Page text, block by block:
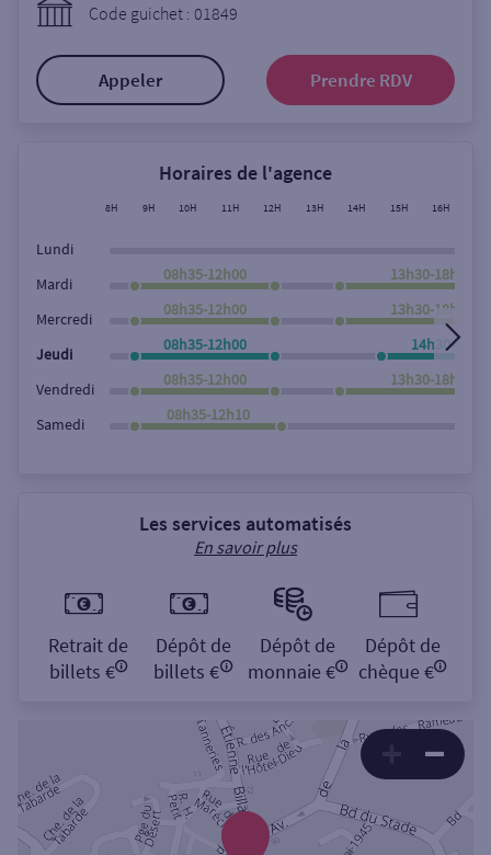
ou
Rue
Rechercher
Code guichet : 01849
Appeler Prendre RDV
Horaires de l'agence
8H 9H 10H 11H 12H 13H 14H 15H 16H
Lundi
Mardi
08h35-12h00 13h30-18h00
Mercredi
08h35-12h00 13h30-18h00
Jeudi
08h35-12h00 14h30-
Vendredi
08h35-12h00 13h30-18h00
Samedi
08h35-12h10
Les services automatisés
En savoir plus
Retrait de
billets €
Dépôt de
billets €
Dépôt de
monnaie €
Dépôt de
chèque €